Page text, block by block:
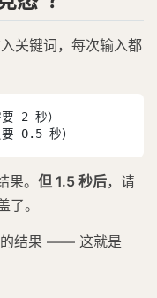
关键词，每次输入都
2 秒）
0.5 秒）
。 但 1.5 秒后，请
。
的结果 —— 这就是